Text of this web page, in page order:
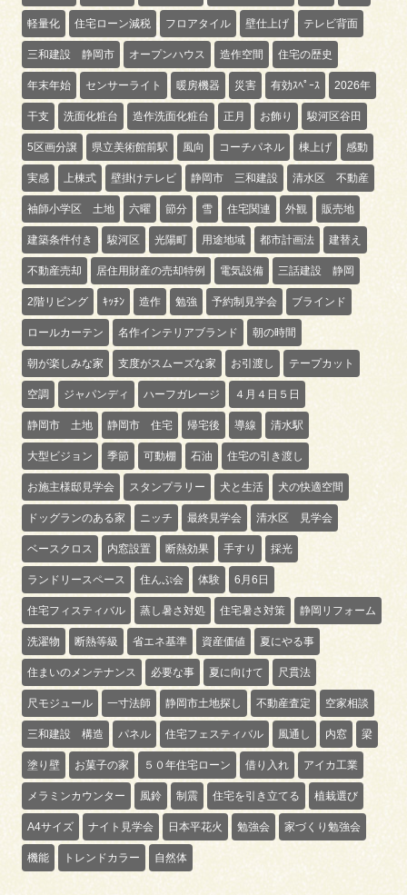
軽量化 住宅ローン減税 フロアタイル 壁仕上げ テレビ背面
三和建設 静岡市 オープンハウス 造作空間 住宅の歴史
年末年始 センサーライト 暖房機器 災害 有効ｽﾍﾟｰｽ 2026年
干支 洗面化粧台 造作洗面化粧台 正月 お飾り 駿河区谷田
5区画分譲 県立美術館前駅 風向 コーチパネル 棟上げ 感動
実感 上棟式 壁掛けテレビ 静岡市 三和建設 清水区 不動産
袖師小学区 土地 六曜 節分 雪 住宅関連 外観 販売地
建築条件付き 駿河区 光陽町 用途地域 都市計画法 建替え
不動産売却 居住用財産の売却特例 電気設備 三話建設 静岡
2階リビング ｷｯﾁﾝ 造作 勉強 予約制見学会 ブラインド
ロールカーテン 名作インテリアブランド 朝の時間
朝が楽しみな家 支度がスムーズな家 お引渡し テープカット
空調 ジャパンディ ハーフガレージ ４月４日５日
静岡市 土地 静岡市 住宅 帰宅後 導線 清水駅
大型ビジョン 季節 可動棚 石油 住宅の引き渡し
お施主様邸見学会 スタンプラリー 犬と生活 犬の快適空間
ドッグランのある家 ニッチ 最終見学会 清水区 見学会
ベースクロス 内窓設置 断熱効果 手すり 採光
ランドリースペース 住んぷ会 体験 6月6日
住宅フィスティバル 蒸し暑さ対処 住宅暑さ対策 静岡リフォーム
洗濯物 断熱等級 省エネ基準 資産価値 夏にやる事
住まいのメンテナンス 必要な事 夏に向けて 尺貫法
尺モジュール 一寸法師 静岡市土地探し 不動産査定 空家相談
三和建設 構造 パネル 住宅フェスティバル 風通し 内窓 梁
塗り壁 お菓子の家 ５０年住宅ローン 借り入れ アイカ工業
メラミンカウンター 風鈴 制震 住宅を引き立てる 植栽選び
A4サイズ ナイト見学会 日本平花火 勉強会 家づくり勉強会
機能 トレンドカラー 自然体